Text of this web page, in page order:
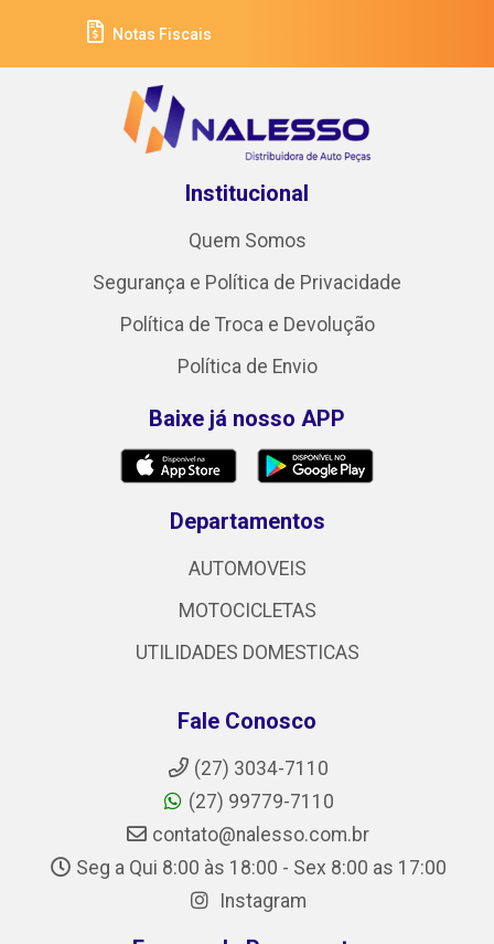
Notas Fiscais
Institucional
Quem Somos
Segurança e Política de Privacidade
Política de Troca e Devolução
Política de Envio
Baixe já nosso APP
Departamentos
AUTOMOVEIS
MOTOCICLETAS
UTILIDADES DOMESTICAS
Fale Conosco
(27) 3034-7110
(27) 99779-7110
contato@nalesso.com.br
Seg a Qui 8:00 às 18:00 - Sex 8:00 as 17:00
Instagram